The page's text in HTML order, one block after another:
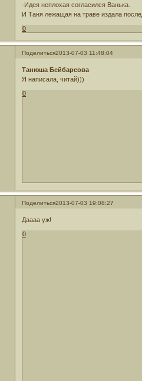
-Идея неплохая согласился Ванька.
И Таня лежащая на траве издала
0
Поделиться2013-07-03 11:48:04
Танюша Бейбарсова
Я написала, читай)))
0
Поделиться2013-07-03 19:08:27
Даааа уж!
0